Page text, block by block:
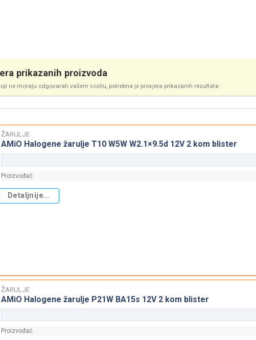
prikazanih proizvoda
ne moraju odgovarati vašem vozilu, potrebna je provjera prikazanih rezultata
ŽARULJE
AMiO Halogene žarulje T10 W5W W2.1×9.5d 12V 2 kom blister
Proizvođač:
Detaljnije...
ŽARULJE
AMiO Halogene žarulje P21W BA15s 12V 2 kom blister
Proizvođač: